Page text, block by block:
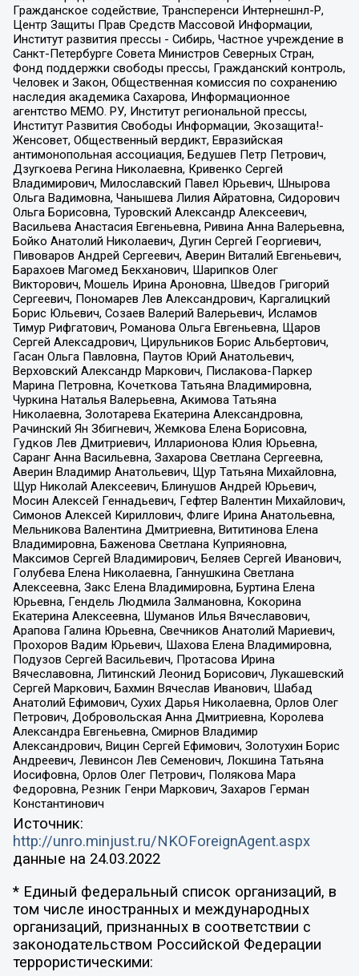
Гражданское содействие, Трансперенси Интернешнл-Р,
Центр Защиты Прав Средств Массовой Информации,
Институт развития прессы - Сибирь, Частное учреждение в
Санкт-Петербурге Совета Министров Северных Стран,
Фонд поддержки свободы прессы, Гражданский контроль,
Человек и Закон, Общественная комиссия по сохранению
наследия академика Сахарова, Информационное
агентство МЕМО. РУ, Институт региональной прессы,
Институт Развития Свободы Информации, Экозащита!-
Женсовет, Общественный вердикт, Евразийская
антимонопольная ассоциация, Бедушев Петр Петрович,
Дзугкоева Регина Николаевна, Кривенко Сергей
Владимирович, Милославский Павел Юрьевич, Шнырова
Ольга Вадимовна, Чанышева Лилия Айратовна, Сидорович
Ольга Борисовна, Туровский Александр Алексеевич,
Васильева Анастасия Евгеньевна, Ривина Анна Валерьевна,
Бойко Анатолий Николаевич, Дугин Сергей Георгиевич,
Пивоваров Андрей Сергеевич, Аверин Виталий Евгеньевич,
Барахоев Магомед Бекханович, Шарипков Олег
Викторович, Мошель Ирина Ароновна, Шведов Григорий
Сергеевич, Пономарев Лев Александрович, Каргалицкий
Борис Юльевич, Созаев Валерий Валерьевич, Исламов
Тимур Рифгатович, Романова Ольга Евгеньевна, Щаров
Сергей Алексадрович, Цирульников Борис Альбертович,
Гасан Ольга Павловна, Паутов Юрий Анатольевич,
Верховский Александр Маркович, Пислакова-Паркер
Марина Петровна, Кочеткова Татьяна Владимировна,
Чуркина Наталья Валерьевна, Акимова Татьяна
Николаевна, Золотарева Екатерина Александровна,
Рачинский Ян Збигневич, Жемкова Елена Борисовна,
Гудков Лев Дмитриевич, Илларионова Юлия Юрьевна,
Саранг Анна Васильевна, Захарова Светлана Сергеевна,
Аверин Владимир Анатольевич, Щур Татьяна Михайловна,
Щур Николай Алексеевич, Блинушов Андрей Юрьевич,
Мосин Алексей Геннадьевич, Гефтер Валентин Михайлович,
Симонов Алексей Кириллович, Флиге Ирина Анатольевна,
Мельникова Валентина Дмитриевна, Вититинова Елена
Владимировна, Баженова Светлана Куприяновна,
Максимов Сергей Владимирович, Беляев Сергей Иванович,
Голубева Елена Николаевна, Ганнушкина Светлана
Алексеевна, Закс Елена Владимировна, Буртина Елена
Юрьевна, Гендель Людмила Залмановна, Кокорина
Екатерина Алексеевна, Шуманов Илья Вячеславович,
Арапова Галина Юрьевна, Свечников Анатолий Мариевич,
Прохоров Вадим Юрьевич, Шахова Елена Владимировна,
Подузов Сергей Васильевич, Протасова Ирина
Вячеславовна, Литинский Леонид Борисович, Лукашевский
Сергей Маркович, Бахмин Вячеслав Иванович, Шабад
Анатолий Ефимович, Сухих Дарья Николаевна, Орлов Олег
Петрович, Добровольская Анна Дмитриевна, Королева
Александра Евгеньевна, Смирнов Владимир
Александрович, Вицин Сергей Ефимович, Золотухин Борис
Андреевич, Левинсон Лев Семенович, Локшина Татьяна
Иосифовна, Орлов Олег Петрович, Полякова Мара
Федоровна, Резник Генри Маркович, Захаров Герман
Константинович
Источник:
http://unro.minjust.ru/NKOForeignAgent.aspx
данные на 24.03.2022
* Единый федеральный список организаций, в
том числе иностранных и международных
организаций, признанных в соответствии с
законодательством Российской Федерации
террористическими: